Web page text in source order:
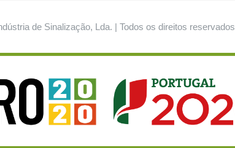
de Sinalização, Lda. | Todos os direitos reservados